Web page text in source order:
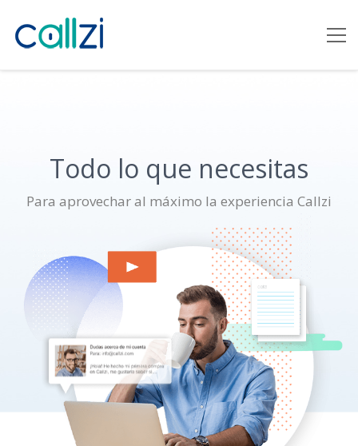
Todo lo que necesitas
Para aprovechar al máximo la experiencia Callzi